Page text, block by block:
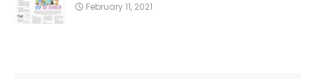
February 11, 2021